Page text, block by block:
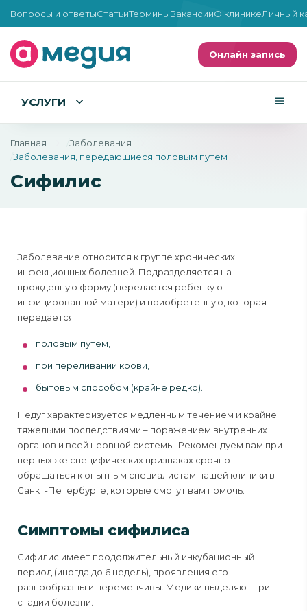
Вопросы и ответыСтатьиТерминыВакансииО клиникеЛичный
Онлайн запись
УСЛУГИ
Главная
Заболевания
Заболевания, передающиеся половым путем
Сифилис
Заболевание относится к группе хронических
инфекционных болезней. Подразделяется на
врожденную форму (передается ребенку от
инфицированной матери) и приобретенную, которая
передается:
половым путем,
при переливании крови,
бытовым способом (крайне редко).
Недуг характеризуется медленным течением и крайне
тяжелыми последствиями – поражением внутренних
органов и всей нервной системы. Рекомендуем вам при
первых же специфических признаках срочно
обращаться к опытным специалистам нашей клиники в
Санкт-Петербурге, которые смогут вам помочь.
Симптомы сифилиса
Сифилис имеет продолжительный инкубационный
период (иногда до 6 недель), проявления его
разнообразны и переменчивы. Медики выделяют три
стадии болезни.